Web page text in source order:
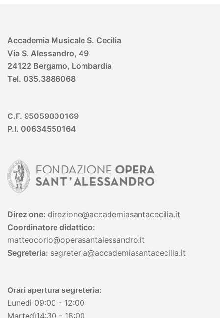
Accademia Musicale S. Cecilia
Via S. Alessandro, 49
24122 Bergamo, Lombardia
Tel. 035.3886068
C.F. 95059800169
P.I. 00634550164
Direzione: direzione@accademiasantacecilia.it
Coordinatore didattico:
matteocorio@operasantalessandro.it
Segreteria: segreteria@accademiasantacecilia.it
Orari apertura segreteria:
Lunedì 09:00 - 12:00
Martedì14:30 - 18:00